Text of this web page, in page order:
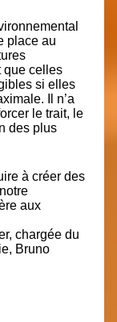
place au
que celles
si elles
Il n’a
le trait, le
des plus
à créer des
aux
chargée du
Bruno